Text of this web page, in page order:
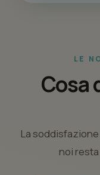
LE
Cosa
La
noi